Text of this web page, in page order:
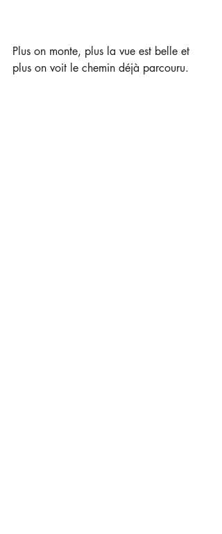
Plus on monte, plus la vue est belle et
plus on voit le chemin déjà parcouru.